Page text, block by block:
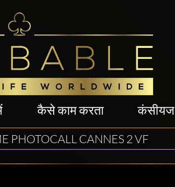
कैसे काम करता कंसीयज
PHOTOCALL CANNES 2 VF